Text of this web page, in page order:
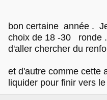
bon certaine année .
choix de 18 -30 ronde
d'aller chercher du
et d'autre comme cette
liquider pour finir vers